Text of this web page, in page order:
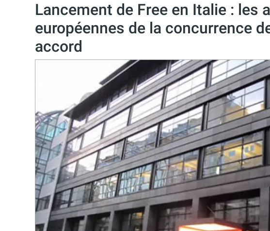
Lancement de Free en Italie : les
européennes de la concurrence
accord